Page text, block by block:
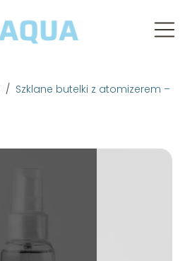
/ Szklane butelki z atomizerem –